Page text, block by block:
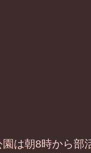
は朝8時から